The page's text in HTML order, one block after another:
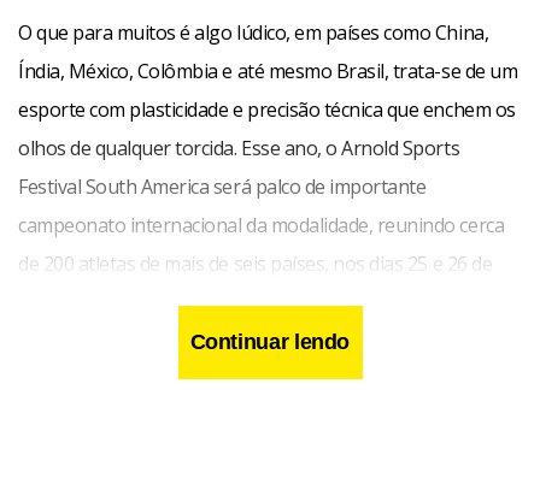
O que para muitos é algo lúdico, em países como China,
Índia, México, Colômbia e até mesmo Brasil, trata-se de um
esporte com plasticidade e precisão técnica que enchem os
olhos de qualquer torcida. Esse ano, o Arnold Sports
Festival South America será palco de importante
campeonato internacional da modalidade, reunindo cerca
de 200 atletas de mais de seis países, nos dias 25 e 26 de
abril, entre 10h00 e 18h00.
As disputas serão em quatro categorias, divididas por sexo
Continuar lendo